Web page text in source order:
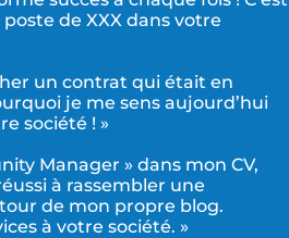
de XXX dans votre
un contrat qui était en
je me sens aujourd’hui
société ! »
Manager » dans mon CV,
à rassembler une
de mon propre blog.
à votre société. »